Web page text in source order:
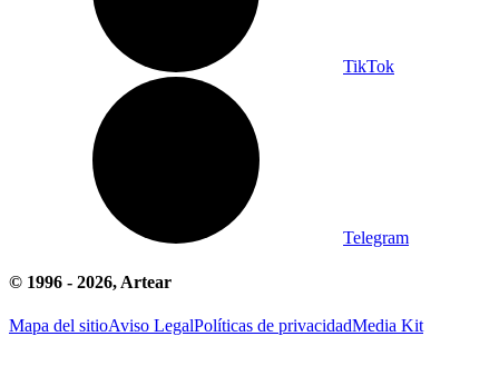
TikTok
Telegram
© 1996 - 2026, Artear
Mapa del sitioAviso LegalPolíticas de privacidadMedia Kit